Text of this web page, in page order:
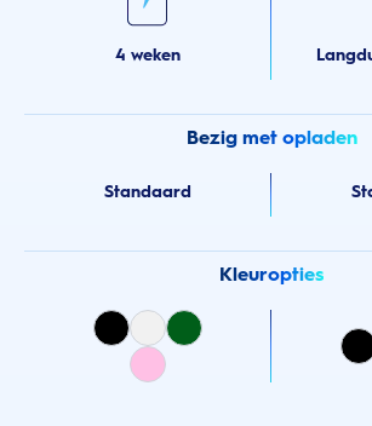
4 weken
Bezig met opladen
Standaard
Kleuropties